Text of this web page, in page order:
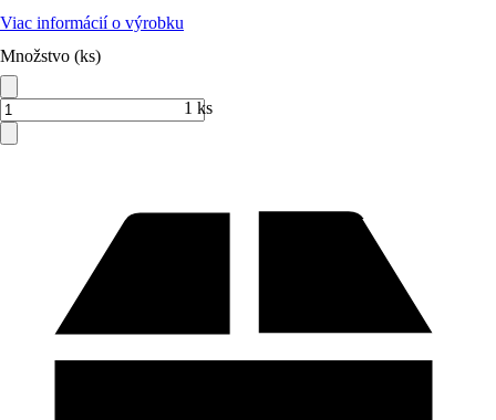
Viac informácií o výrobku
Množstvo (ks)
1 ks